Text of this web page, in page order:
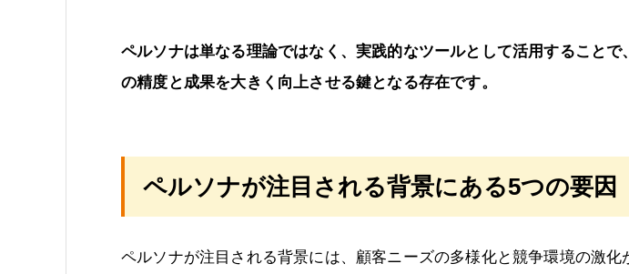
ペルソナは単なる理論ではなく、実践的なツールとして活用することで
の精度と成果を大きく向上させる鍵となる存在です。
ペルソナが注目される背景にある5つの要因
ペルソナが注目される背景には、顧客ニーズの多様化と競争環境の激化